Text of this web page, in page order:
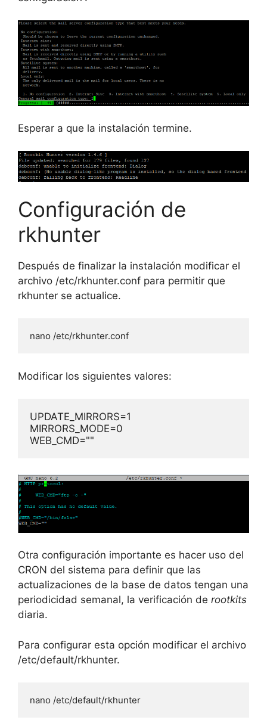
Esperar a que la instalación termine.
Configuración de
rkhunter
Después de finalizar la instalación modificar el
archivo /etc/rkhunter.conf para permitir que
rkhunter se actualice.
nano /etc/rkhunter.conf
Modificar los siguientes valores:
UPDATE_MIRRORS=1
MIRRORS_MODE=0
WEB_CMD=""
Otra configuración importante es hacer uso del
CRON del sistema para definir que las
actualizaciones de la base de datos tengan una
periodicidad semanal, la verificación de rootkits
diaria.
Para configurar esta opción modificar el archivo
/etc/default/rkhunter.
nano /etc/default/rkhunter